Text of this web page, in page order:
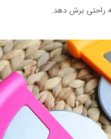
راحتی برش دهد.